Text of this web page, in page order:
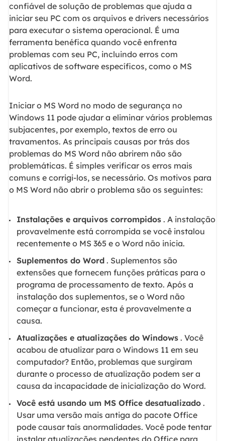
confiável de solução de problemas que ajuda a
iniciar seu PC com os arquivos e drivers necessários
para executar o sistema operacional. É uma
ferramenta benéfica quando você enfrenta
problemas com seu PC, incluindo erros com
aplicativos de software específicos, como o MS
Word.
Iniciar o MS Word no modo de segurança no
Windows 11 pode ajudar a eliminar vários problemas
subjacentes, por exemplo, textos de erro ou
travamentos. As principais causas por trás dos
problemas do MS Word não abrirem não são
problemáticas. É simples verificar os erros mais
comuns e corrigi-los, se necessário. Os motivos para
o MS Word não abrir o problema são os seguintes:
Instalações e arquivos corrompidos. A instalação
provavelmente está corrompida se você instalou
recentemente o MS 365 e o Word não inicia.
Suplementos do Word. Suplementos são
extensões que fornecem funções práticas para o
programa de processamento de texto. Após a
instalação dos suplementos, se o Word não
começar a funcionar, esta é provavelmente a
causa.
Atualizações e atualizações do Windows. Você
acabou de atualizar para o Windows 11 em seu
computador? Então, problemas que surgiram
durante o processo de atualização podem ser a
causa da incapacidade de inicialização do Word.
Você está usando um MS Office desatualizado.
Usar uma versão mais antiga do pacote Office
pode causar tais anormalidades. Você pode tentar
instalar atualizações pendentes do Office para